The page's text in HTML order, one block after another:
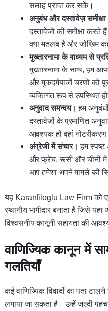
सलाह प्राप्त कर सकें।
अनुबंध और दस्तावेज़
दस्तावेजों की समीक्षा
क्या मतलब है और जोखिम
मुख्तारनामा के माध्यम से
मुख्तारनामा के साथ, हम
और मुकदमेबाजी चरणों को
व्यक्तिगत रूप से उपस्थित
अनुवाद समन्वय। हम
दस्तावेजों के प्रमाणित
आवश्यक हो वहां
अंग्रेजी में संचार। हम स्पष्ट
और फ्रेंच, रूसी और चीनी में
आप हमेशा अपने मामले की
यह Karanfiloglu Law Firm को
स्थानीय भागीदार बनाता है जिसे यहां
विश्वसनीय कानूनी सहायता की
वाणिज्यिक कानून में
गलतियाँ
कई वाणिज्यिक विवादों का पता
लगाया जा सकता है। उन्हें जल्दी